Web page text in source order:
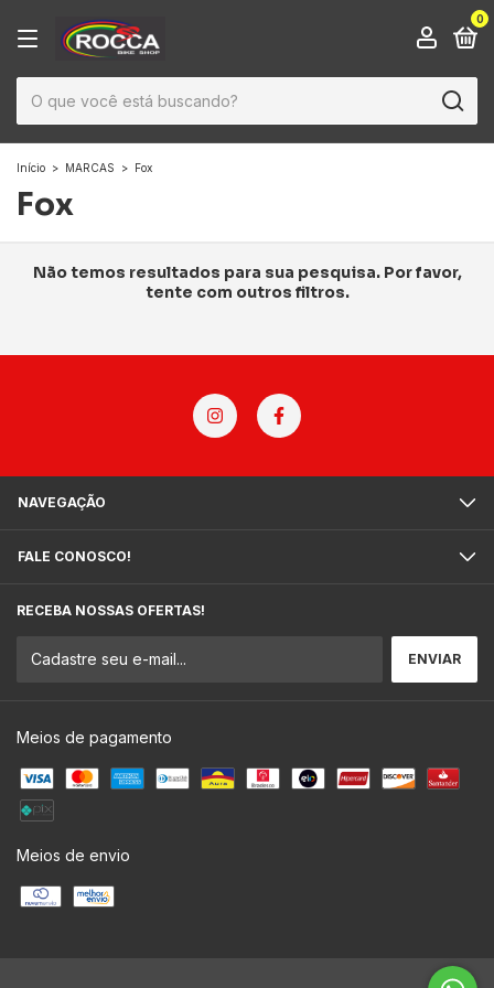
0
Início > MARCAS > Fox
Fox
Não temos resultados para sua pesquisa. Por favor,
tente com outros filtros.
NAVEGAÇÃO
FALE CONOSCO!
RECEBA NOSSAS OFERTAS!
Meios de pagamento
Meios de envio